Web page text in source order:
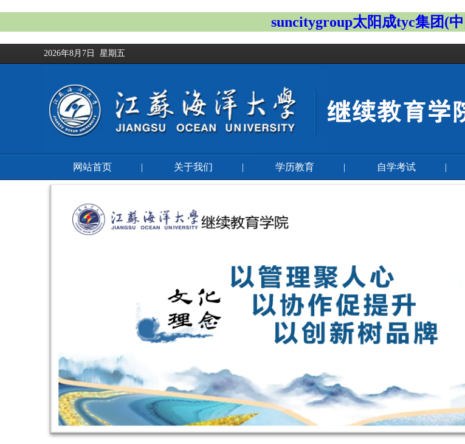
suncitygroup太阳成tyc集团(
2026年8月7日 星期五
网站首页 | 关于我们 | 学历教育 | 自学考试 |